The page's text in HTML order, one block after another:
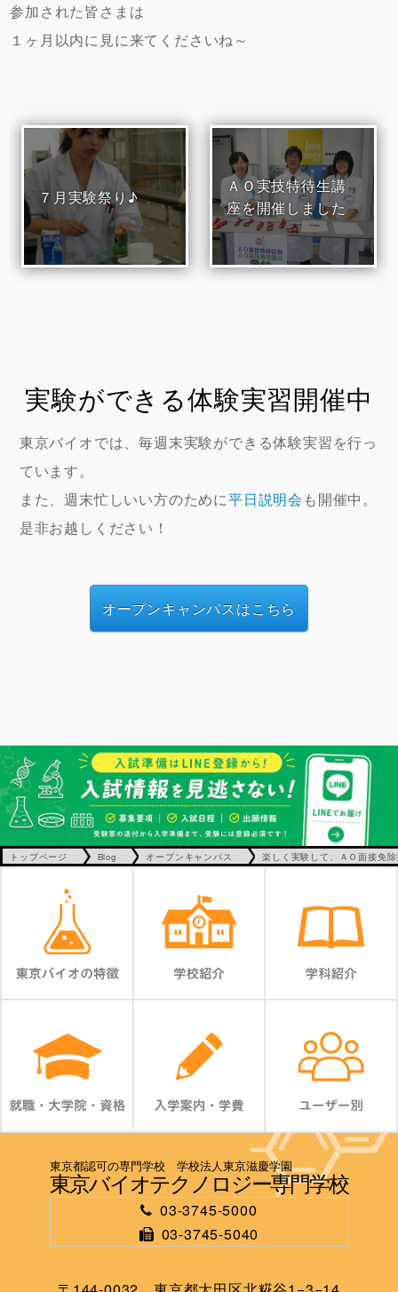
参加された皆さまは
１ヶ月以内に見に来てくださいね～
７月実験祭り♪
ＡＯ実技特待生講
座を開催しました
実験ができる体験実習開催中
東京バイオでは、毎週末実験ができる体験実習を行っ
ています。
また、週末忙しいい方のために平日説明会 も開催中。
是非お越しください！
オープンキャンパスはこちら
トップページ Blog オープンキャンパス 楽しく実験して、ＡＯ面接免
東京都認可の専門学校 学校法人東京滋慶学園
東京バイオテクノロジー専門学校
03-3745-5000
03-3745-5040